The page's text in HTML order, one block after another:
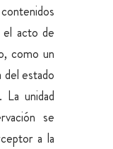
el acto de
como un
del estado
. La unidad
se
a la